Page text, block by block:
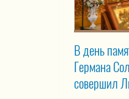
В день
Германа
совершил